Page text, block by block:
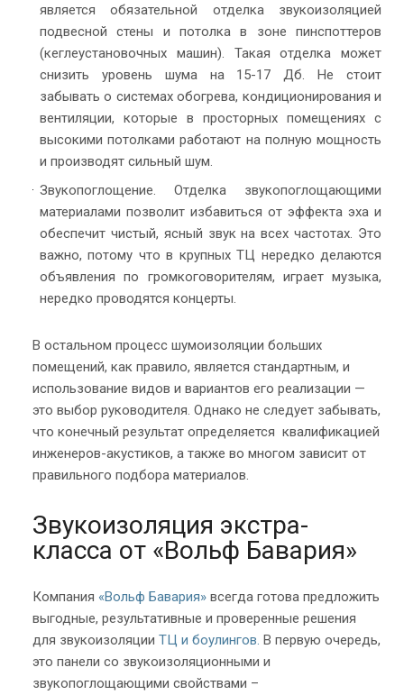
является обязательной отделка звукоизоляцией
подвесной стены и потолка в зоне пинспоттеров
(кеглеустановочных машин). Такая отделка может
снизить уровень шума на 15-17 Дб. Не стоит
забывать о системах обогрева, кондиционирования и
вентиляции, которые в просторных помещениях с
высокими потолками работают на полную мощность
и производят сильный шум.
Звукопоглощение. Отделка звукопоглощающими
материалами позволит избавиться от эффекта эха и
обеспечит чистый, ясный звук на всех частотах. Это
важно, потому что в крупных ТЦ нередко делаются
объявления по громкоговорителям, играет музыка,
нередко проводятся концерты.
В остальном процесс шумоизоляции больших
помещений, как правило, является стандартным, и
использование видов и вариантов его реализации —
это выбор руководителя. Однако не следует забывать,
что конечный результат определяется квалификацией
инженеров-акустиков, а также во многом зависит от
правильного подбора материалов.
Звукоизоляция экстра-
класса от «Вольф Бавария»
Компания «Вольф Бавария» всегда готова предложить
выгодные, результативные и проверенные решения
для звукоизоляции ТЦ и боулингов. В первую очередь,
это панели со звукоизоляционными и
звукопоглощающими свойствами –